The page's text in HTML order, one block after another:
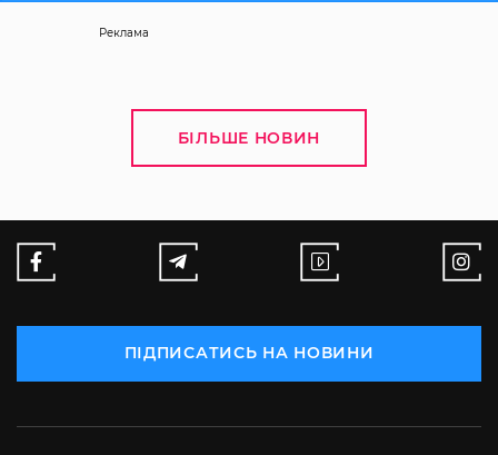
Реклама
БІЛЬШЕ НОВИН
ПІДПИСАТИСЬ НА НОВИНИ